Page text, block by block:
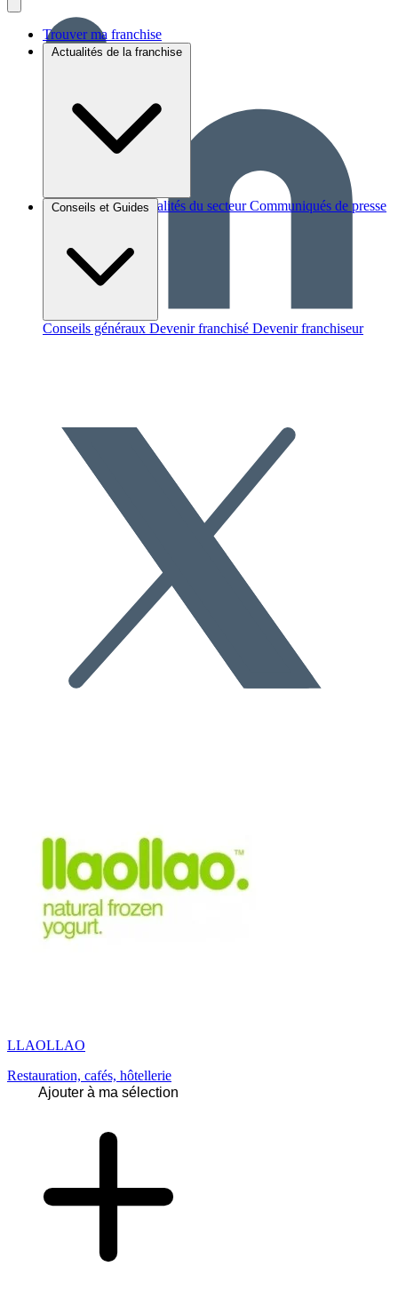
Trouver ma franchise
Actualités de la franchise
Brèves et actus Actualités du secteur Communiqués de presse
Conseils et Guides
Conseils généraux Devenir franchisé Devenir franchiseur
LLAOLLAO
Restauration, cafés, hôtellerie
Ajouter à ma sélection